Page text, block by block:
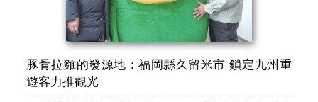
豚骨拉麵的發源地：福岡縣久留米市 鎖定九州重
遊客力推觀光